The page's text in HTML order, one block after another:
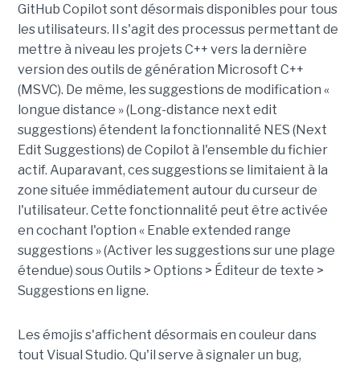
GitHub Copilot sont désormais disponibles pour tous
les utilisateurs. Il s'agit des processus permettant de
mettre à niveau les projets C++ vers la dernière
version des outils de génération Microsoft C++
(MSVC). De même, les suggestions de modification «
longue distance » (Long-distance next edit
suggestions) étendent la fonctionnalité NES (Next
Edit Suggestions) de Copilot à l'ensemble du fichier
actif. Auparavant, ces suggestions se limitaient à la
zone située immédiatement autour du curseur de
l'utilisateur. Cette fonctionnalité peut être activée
en cochant l'option « Enable extended range
suggestions » (Activer les suggestions sur une plage
étendue) sous Outils > Options > Éditeur de texte >
Suggestions en ligne.
Les émojis s'affichent désormais en couleur dans
tout Visual Studio. Qu'il serve à signaler un bug,